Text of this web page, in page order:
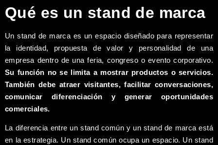
Qué es un stand de marca
Un stand de marca es un espacio diseñado para representar
la identidad, propuesta de valor y personalidad de una
empresa dentro de una feria, congreso o evento corporativo.
Su función no se limita a mostrar productos o servicios.
También debe atraer visitantes, facilitar conversaciones,
comunicar diferenciación y generar oportunidades
comerciales.
La diferencia entre un stand común y un stand de marca está
en la estrategia. Un stand común ocupa un espacio. Un stand